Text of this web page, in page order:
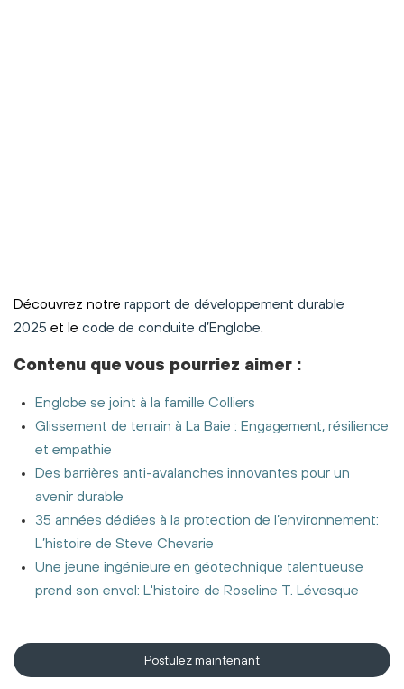
Découvrez notre rapport de développement durable
2025 et le code de conduite d’Englobe.
Contenu que vous pourriez aimer :
Englobe se joint à la famille Colliers
Glissement de terrain à La Baie : Engagement, résilience
et empathie
Des barrières anti-avalanches innovantes pour un
avenir durable
35 années dédiées à la protection de l’environnement:
L’histoire de Steve Chevarie
Une jeune ingénieure en géotechnique talentueuse
prend son envol: L'histoire de Roseline T. Lévesque
Postulez maintenant